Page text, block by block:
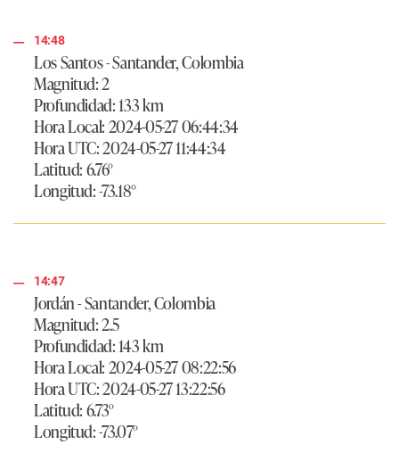
14:48
Los Santos - Santander, Colombia
Magnitud: 2
Profundidad: 133 km
Hora Local: 2024-05-27 06:44:34
Hora UTC: 2024-05-27 11:44:34
Latitud: 6.76°
Longitud: -73.18°
14:47
Jordán - Santander, Colombia
Magnitud: 2.5
Profundidad: 143 km
Hora Local: 2024-05-27 08:22:56
Hora UTC: 2024-05-27 13:22:56
Latitud: 6.73°
Longitud: -73.07°